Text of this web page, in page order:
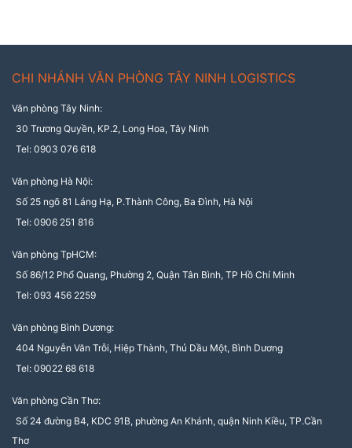
CHI NHÁNH VĂN PHÒNG TÂY NINH LOGISTICS
Văn phòng Tây Ninh:
30 Trương Quyền, KP.2, Long Hoa, Tây Ninh
Tel: 0903 076 618
Văn phòng Hà Nội:
Số 25 ngõ 81 Láng Hạ, P.Thành Công, Ba Đình, Hà Nội
Tel: 0906 251 816
Văn phòng TpHCM:
Số 86/12 Phổ Quang, Phường 2, Quận Tân Bình, TP Hồ Chí Minh
Tel: 093 456 2259
Văn phòng Bình Dương:
404 Nguyễn Văn Trỗi, Hiệp Thành, Thủ Dầu Một, Bình Dương
Tel: 09022 68 618
Văn phòng Cần Thơ:
Số 24 đường B4, KDC 91B, phường An Khánh, quận Ninh Kiều, TP.Cần
Thơ